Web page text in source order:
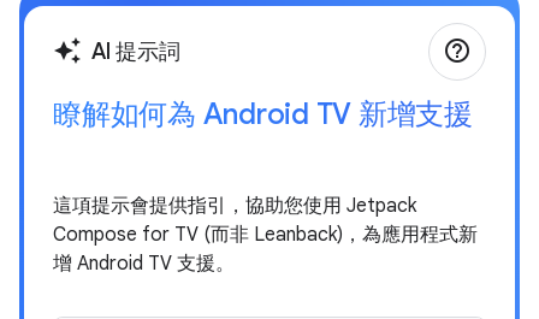
auto_awesome AI 提示詞
瞭解如何為 Android TV 新增支援
這項提示會提供指引，協助您使用 Jetpack
Compose for TV (而非 Leanback)，為應用程式新
增 Android TV 支援。
help_outline